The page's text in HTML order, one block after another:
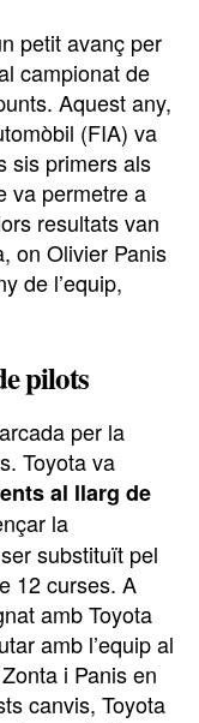
petit avanç per
campionat de
Aquest any,
(FIA) va
sis primers als
va permetre a
resultats van
on Olivier Panis
de l’equip,
pilots
per la
Toyota va
al llarg de
la
substituït pel
12 curses. A
amb Toyota
amb l’equip al
i Panis en
canvis, Toyota